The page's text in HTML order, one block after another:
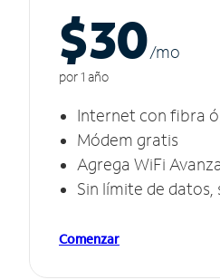
$30/mo
por 1 año
Internet con fibra
Módem gratis
Agrega WiFi
Sin límite de
Comenzar